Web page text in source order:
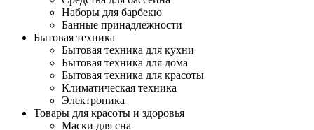
Наборы для барбекю
Банные принадлежности
Бытовая техника
Бытовая техника для кухни
Бытовая техника для дома
Бытовая техника для красоты
Климатическая техника
Электроника
Товары для красоты и здоровья
Маски для сна